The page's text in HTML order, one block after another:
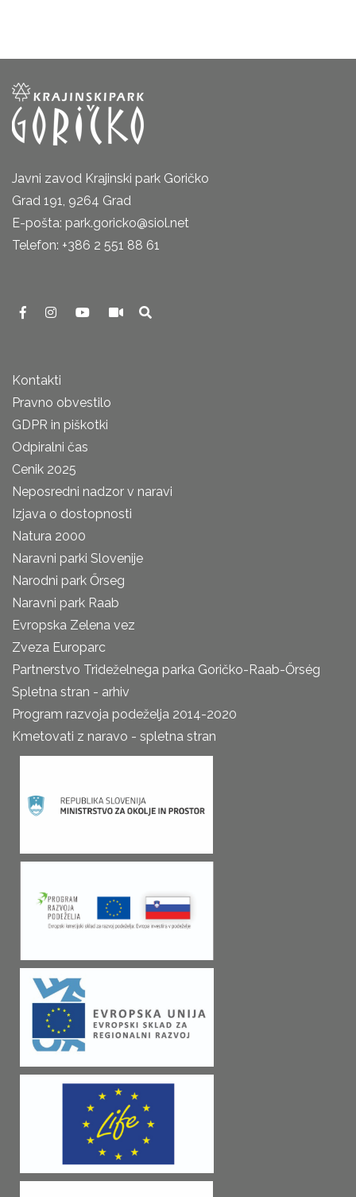
Javni zavod Krajinski park Goričko
Grad 191, 9264 Grad
E-pošta: park.goricko@siol.net
Telefon: +386 2 551 88 61
Kontakti
Pravno obvestilo
GDPR in piškotki
Odpiralni čas
Cenik 2025
Neposredni nadzor v naravi
Izjava o dostopnosti
Natura 2000
Naravni parki Slovenije
Narodni park Őrseg
Naravni park Raab
Evropska Zelena vez
Zveza Europarc
Partnerstvo Trideželnega parka Goričko-Raab-Őrség
Spletna stran - arhiv
Program razvoja podeželja 2014-2020
Kmetovati z naravo - spletna stran